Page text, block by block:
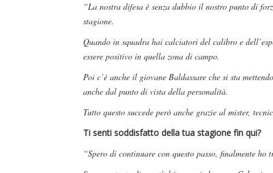
“La nostra difesa è senza dubbio il nostro punto di
stagione.
Quando in squadra hai calciatori del calibro e
essere positivo in quella zona di campo.
Poi c’è anche il giovane Baldassare che si sta
anche dal punto di vista della personalità.
Tutto questo succede però anche grazie al mister,
Ti senti soddisfatto della tua stagione fin qui?
“Spero di continuare con questo passo, finalmente ho